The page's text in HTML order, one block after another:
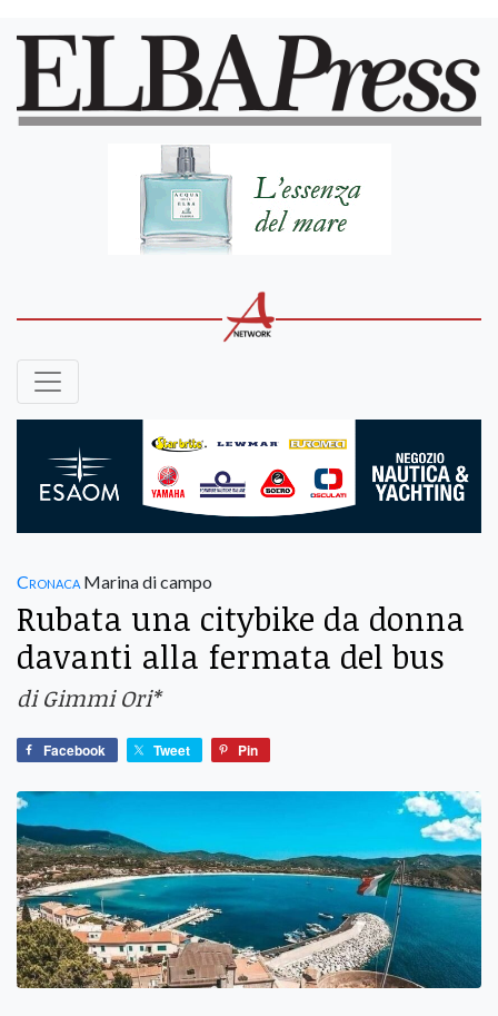
Cronaca Marina di campo
Rubata una citybike da donna
davanti alla fermata del bus
di Gimmi Ori*
Facebook Tweet Pin